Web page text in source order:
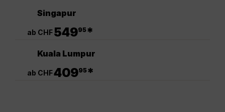
Singapur
ab CHF54995*
Kuala Lumpur
ab CHF40995*